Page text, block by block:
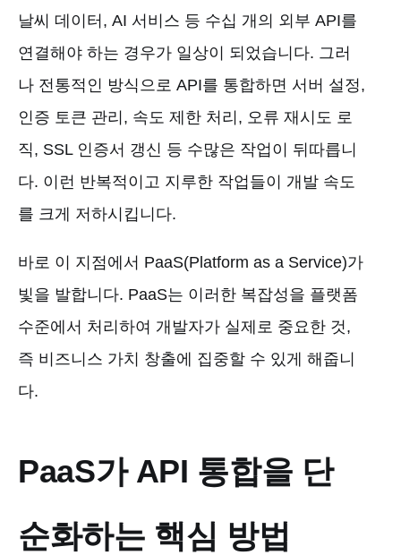
날씨 데이터, AI 서비스 등 수십 개의 외부 API를
연결해야 하는 경우가 일상이 되었습니다. 그러
나 전통적인 방식으로 API를 통합하면 서버 설정,
인증 토큰 관리, 속도 제한 처리, 오류 재시도 로
직, SSL 인증서 갱신 등 수많은 작업이 뒤따릅니
다. 이런 반복적이고 지루한 작업들이 개발 속도
를 크게 저하시킵니다.
바로 이 지점에서 PaaS(Platform as a Service)가
빛을 발합니다. PaaS는 이러한 복잡성을 플랫폼
수준에서 처리하여 개발자가 실제로 중요한 것,
즉 비즈니스 가치 창출에 집중할 수 있게 해줍니
다.
PaaS가 API 통합을 단
순화하는 핵심 방법